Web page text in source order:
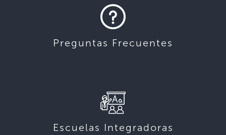
Preguntas Frecuentes
Escuelas Integradoras